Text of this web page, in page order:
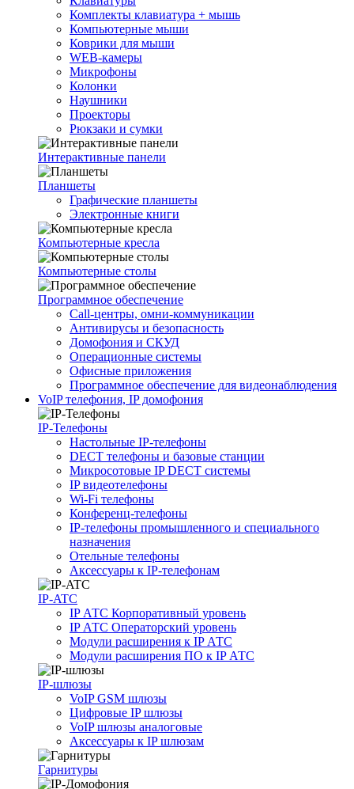
Комплекты клавиатура + мышь
Компьютерные мыши
Коврики для мыши
WEB-камеры
Микрофоны
Колонки
Наушники
Проекторы
Рюкзаки и сумки
Интерактивные панели
Планшеты
Графические планшеты
Электронные книги
Компьютерные кресла
Компьютерные столы
Программное обеспечение
Call-центры, омни-коммуникации
Антивирусы и безопасность
Домофония и СКУД
Операционные системы
Офисные приложения
Программное обеспечение для видеонаблюдения
VoIP телефония, IP домофония
IP-Телефоны
Настольные IP-телефоны
DECT телефоны и базовые станции
Микросотовые IP DECT системы
IP видеотелефоны
Wi-Fi телефоны
Конференц-телефоны
IP-телефоны промышленного и специального
назначения
Отельные телефоны
Аксессуары к IP-телефонам
IP-ATC
IP АТС Корпоративный уровень
IP АТС Операторский уровень
Модули расширения к IP АТС
Модули расширения ПО к IP АТС
IP-шлюзы
VoIP GSM шлюзы
Цифровые IP шлюзы
VoIP шлюзы аналоговые
Аксессуары к IP шлюзам
Гарнитуры